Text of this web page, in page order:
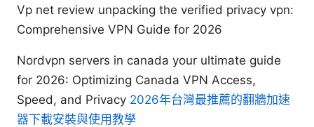
Vp net review unpacking the verified privacy vpn:
Comprehensive VPN Guide for 2026
Nordvpn servers in canada your ultimate guide
for 2026: Optimizing Canada VPN Access,
Speed, and Privacy 2026年台灣最推薦的翻牆加速
器下載安裝與使用教學